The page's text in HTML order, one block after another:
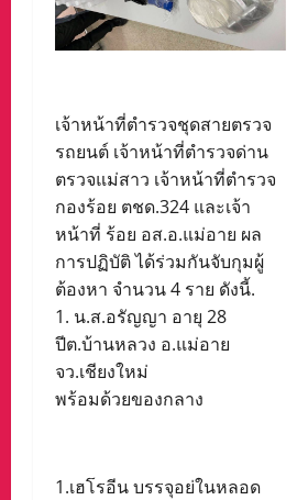
เจ้าหน้าที่ตำรวจชุดสายตรวจ
รถยนต์ เจ้าหน้าที่ตำรวจด่าน
ตรวจแม่สาว เจ้าหน้าที่ตำรวจ
กองร้อย ตชด.324 และเจ้า
หน้าที่ ร้อย อส.อ.แม่อาย ผล
การปฏิบัติ ได้ร่วมกันจับกุมผู้
ต้องหา จำนวน 4 ราย ดังนี้.
1. น.ส.อรัญญา อายุ 28
ปีต.บ้านหลวง อ.แม่อาย
จว.เชียงใหม่
พร้อมด้วยของกลาง​
1.เฮโรอีน บรรจุอย่ในหลอด